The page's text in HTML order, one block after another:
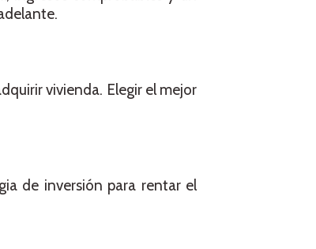
vivienda. Elegir el mejor
de inversión para rentar el